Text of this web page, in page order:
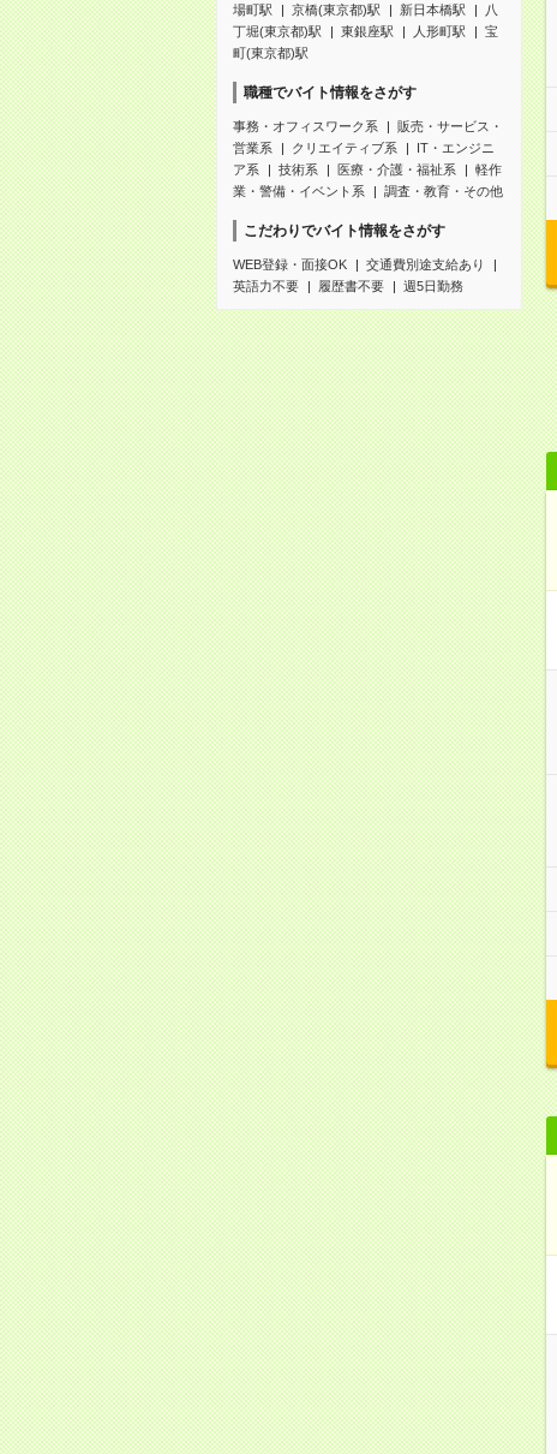
場町駅
京橋(東京都)駅 新日本橋駅
八
丁堀(東京都)駅
東銀座駅 人形町駅
宝
町(東京都)駅
職種でバイト情報をさがす
事務・オフィスワーク系
販売・サービス・
営業系
クリエイティブ系
IT・エンジニ
ア系
技術系 医療・介護・福祉系
軽作
業・警備・イベント系
調査・教育・その他
こだわりでバイト情報をさがす
WEB登録・面接OK
交通費別途支給あり
英語力不要
履歴書不要 週5日勤務